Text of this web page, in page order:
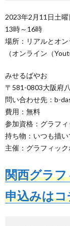
2023年2月11日土曜
13時～16時
場所：リアルとオ
（オンライン（
みせるばやお
〒581-0803大阪府
問い合わせ先：b-
費用：無料
参加資格：グラフ
持ち物：いつも描い
主催：グラフィッ
関西グラ
申込みは